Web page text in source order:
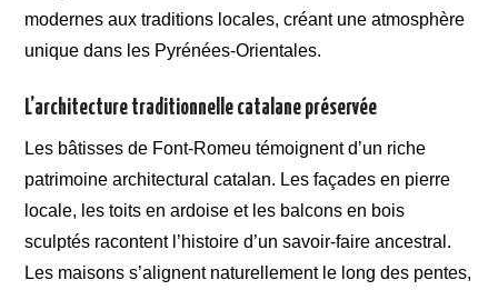
modernes aux traditions locales, créant une atmosphère
unique dans les Pyrénées-Orientales.
L’architecture traditionnelle catalane préservée
Les bâtisses de Font-Romeu témoignent d’un riche
patrimoine architectural catalan. Les façades en pierre
locale, les toits en ardoise et les balcons en bois
sculptés racontent l’histoire d’un savoir-faire ancestral.
Les maisons s’alignent naturellement le long des pentes,